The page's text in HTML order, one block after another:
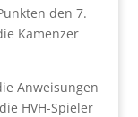
den 7.
Kamenzer
Anweisungen
HVH-Spieler